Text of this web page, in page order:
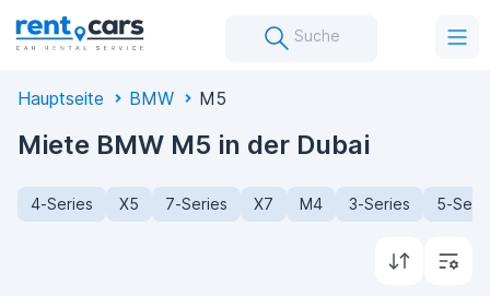
Suche
Hauptseite BMW M5
Miete BMW M5 in der Dubai
4-Series X5 7-Series X7 M4 3-Series 5-